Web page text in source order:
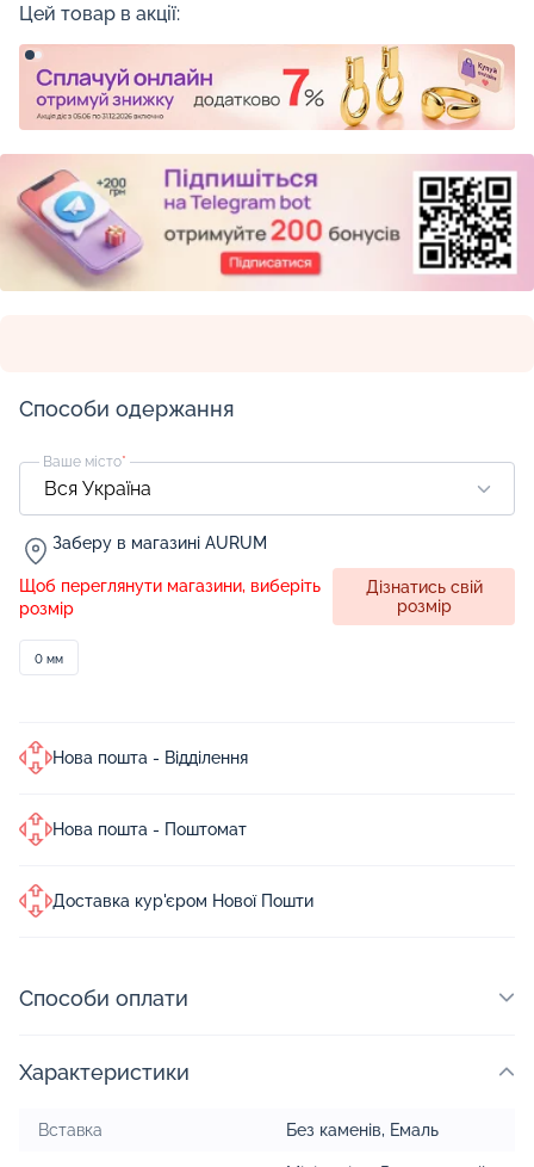
Цей товар в акції:
Способи одержання
Ваше місто*
Заберу в магазині AURUM
Щоб переглянути магазини, виберіть
розмір
Дізнатись свій
розмір
0 мм
Нова пошта - Відділення
Нова пошта - Поштомат
Доставка кур'єром Нової Пошти
Способи оплати
Характеристики
Вставка Без каменів, Емаль